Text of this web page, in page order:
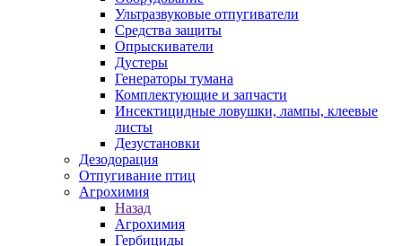
Ультразвуковые отпугиватели
Средства защиты
Опрыскиватели
Дустеры
Генераторы тумана
Комплектующие и запчасти
Инсектицидные ловушки, лампы, клеевые
листы
Дезустановки
Дезодорация
Отпугивание птиц
Агрохимия
Назад
Агрохимия
Гербициды